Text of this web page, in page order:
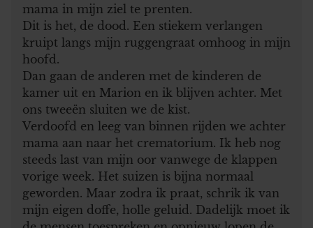
mama in mijn ziel te prenten.
Dit is het, de dood. Een stiekem verlangen
kruipt langs mijn ruggengraat omhoog in mijn
hoofd.
Dan gaan de anderen met de kinderen de
kamer uit en Marion en ik blijven achter. Met
ons tweeën sluiten we de kist.
Verdoofd en leeg van binnen rijden we achter
mama aan naar het crematorium. Ik heb nog
steeds last van mijn oor vanwege de klappen
vorige week. Het suizen is bijna normaal
geworden. Maar zodra ik praat, schrik ik van
mijn eigen doffe, holle geluid. Dadelijk moet ik